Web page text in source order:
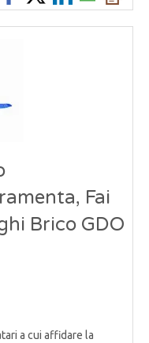
Fai
Brico GDO
a cui affidare la